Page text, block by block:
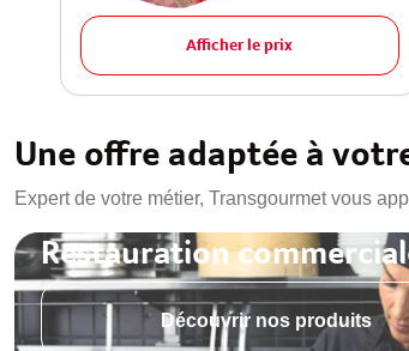
Afficher le prix
Une offre adaptée à
Expert de votre métier, Transgourmet vous
Restauration
Découvrir nos produits